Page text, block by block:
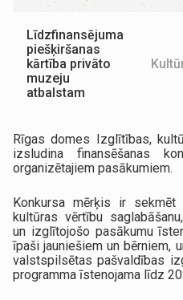
Līdzfinansējuma
piešķiršanas
kārtība privāto
muzeju
atbalstam
Rīgas domes Izglītības,
izsludina finansēšanas
organizētajiem pasākumiem.
Konkursa mērķis ir sekmēt
kultūras vērtību
un izglītojošo pasākumu
īpaši jauniešiem un bērniem,
valstspilsētas pašvaldības
programma īstenojama līdz